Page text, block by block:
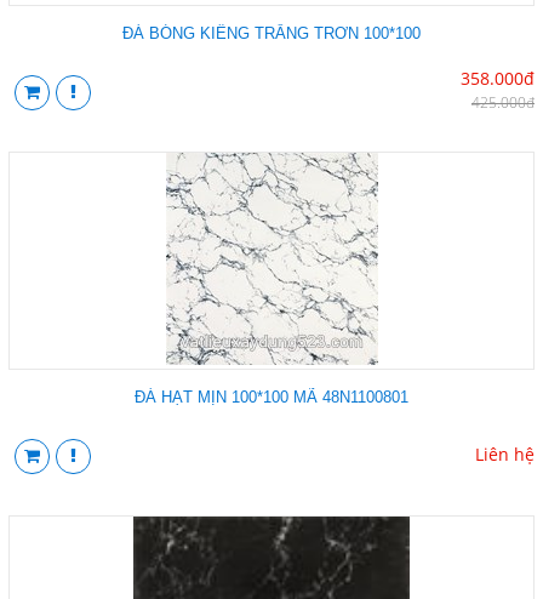
ĐÁ BÓNG KIẾNG TRẮNG TRƠN 100*100
358.000đ
425.000đ
ĐÁ HẠT MỊN 100*100 MÃ 48N1100801
Liên hệ